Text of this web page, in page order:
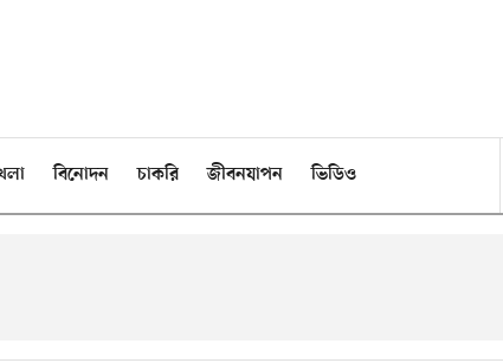
বিনোদন চাকরি জীবনযাপন ভিডিও